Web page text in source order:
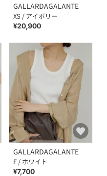
GALLARDAGALANTE
XS / アイボリー
¥20,900
GALLARDAGALANTE
F / ホワイト
¥7,700